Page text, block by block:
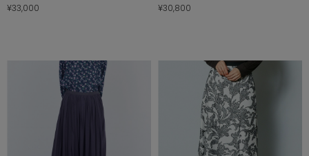
¥33,000
¥30,800